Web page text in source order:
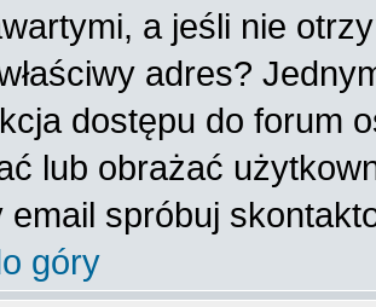
a jeśli nie
adres?
dostępu do forum
lub obrażać
email spróbuj
góry